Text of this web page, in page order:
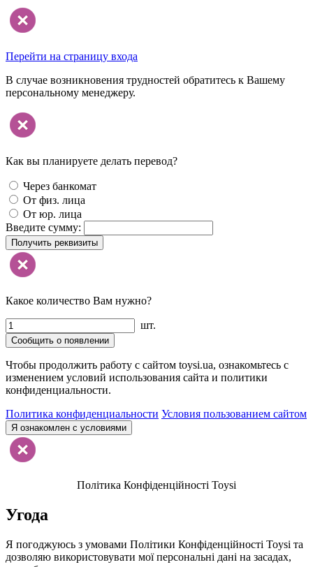
Перейти на страницу входа
В случае возникновения трудностей обратитесь к Вашему
персональному менеджеру.
Как вы планируете делать перевод?
Через банкомат
От физ. лица
От юр. лица
Введите сумму:
Получить реквизиты
Какое количество Вам нужно?
шт.
Сообщить о появлении
Чтобы продолжить работу с сайтом toysi.ua, ознакомьтесь с
изменением условий использования сайта и политики
конфиденциальности.
Политика конфиденциальности Условия пользованием сайтом
Я ознакомлен с условиями
Політика Конфіденційності Toysi
Угода
Я погоджуюсь з умовами Політики Конфіденційності Toysi та
дозволяю використовувати мої персональні дані на засадах,